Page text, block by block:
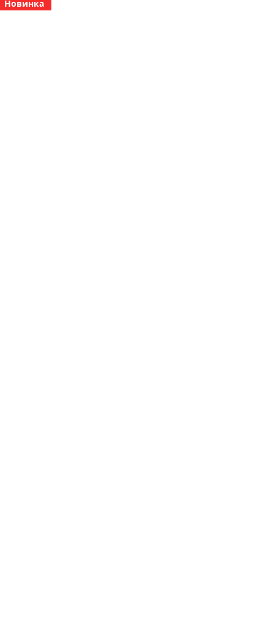
Новинка